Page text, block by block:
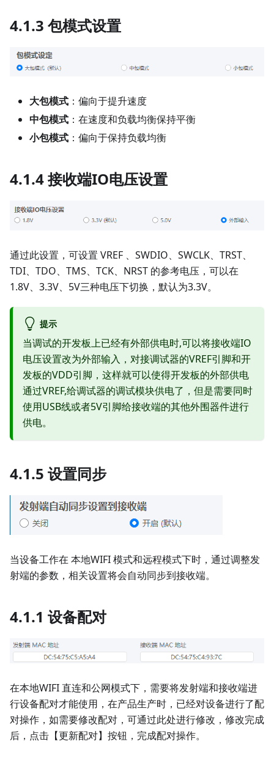
4.1.3 包模式设置
大包模式 ：偏向于提升速度
中包模式 ：在速度和负载均衡保持平衡
小包模式 ：偏向于保持负载均衡
4.1.4 接收端IO电压设置
通过此设置，可设置 VREF 、SWDIO、SWCLK、TRST、
TDI、TDO、TMS、TCK、NRST 的参考电压，可以在
1.8V、3.3V、5V三种电压下切换，默认为3.3V。
提示
当调试的开发板上已经有外部供电时,可以将接收端IO
电压设置改为外部输入，对接调试器的VREF引脚和开
发板的VDD引脚，这样就可以使得开发板的外部供电
通过VREF,给调试器的调试模块供电了，但是需要同时
使用USB线或者5V引脚给接收端的其他外围器件进行
供电。
4.1.5 设置同步
当设备工作在 本地WIFI 模式和远程模式下时，通过调整发
射端的参数，相关设置将会自动同步到接收端。
4.1.1 设备配对
在本地WIFI 直连和公网模式下，需要将发射端和接收端进
行设备配对才能使用，在产品生产时，已经对设备进行了配
对操作，如需要修改配对，可通过此处进行修改，修改完成
后，点击【更新配对】按钮，完成配对操作。